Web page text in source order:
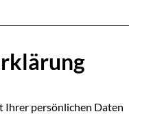
Ihrer persönlichen Daten